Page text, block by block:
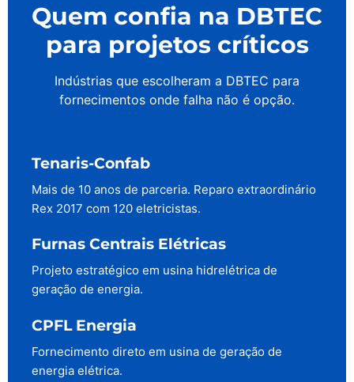
Quem confia na DBTEC
para projetos críticos
Indústrias que escolheram a DBTEC para
fornecimentos onde falha não é opção.
Tenaris-Confab
Mais de 10 anos de parceria. Reparo extraordinário
Rex 2017 com 120 eletricistas.
Furnas Centrais Elétricas
Projeto estratégico em usina hidrelétrica de
geração de energia.
CPFL Energia
Fornecimento direto em usina de geração de
energia elétrica.